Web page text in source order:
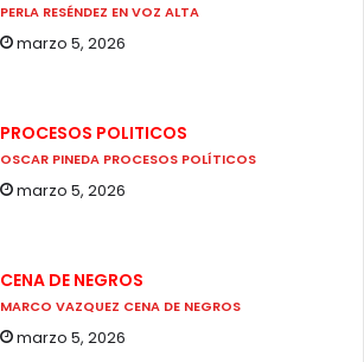
PERLA RESÉNDEZ EN VOZ ALTA
marzo 5, 2026
PROCESOS POLITICOS
OSCAR PINEDA PROCESOS POLÍTICOS
marzo 5, 2026
CENA DE NEGROS
MARCO VAZQUEZ CENA DE NEGROS
marzo 5, 2026